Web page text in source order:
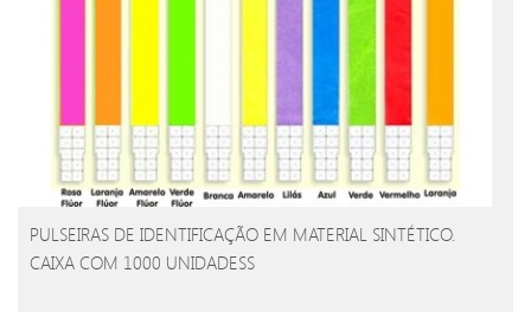
PULSEIRAS DE IDENTIFICAÇÃO EM MATERIAL SINTÉTICO.
CAIXA COM 1000 UNIDADESS